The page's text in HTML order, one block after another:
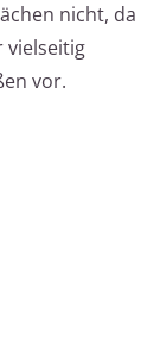
nicht, da
vielseitig
vor.